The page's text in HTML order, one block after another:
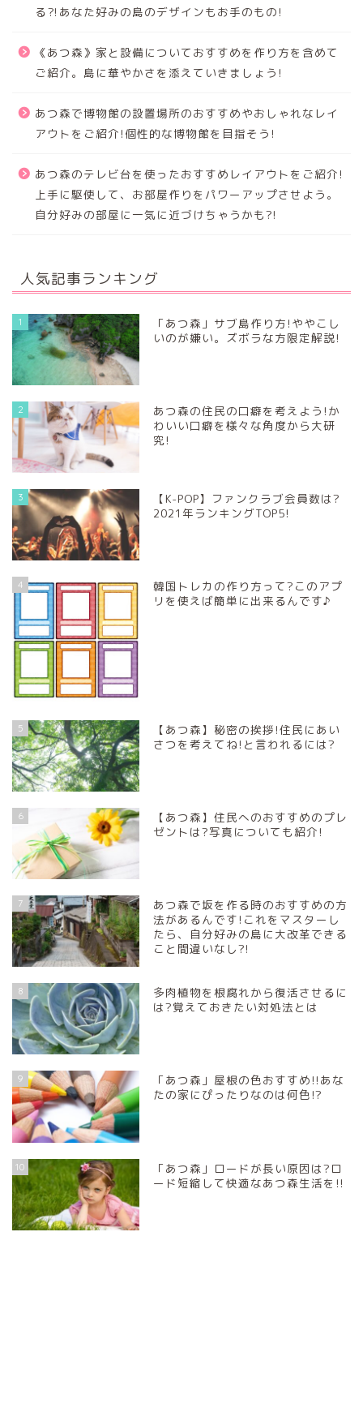
る⁈あなた好みの島のデザインもお手のもの!
《あつ森》家と設備についておすすめを作り方を含めて
ご紹介。島に華やかさを添えていきましょう!
あつ森で博物館の設置場所のおすすめやおしゃれなレイ
アウトをご紹介!個性的な博物館を目指そう!
あつ森のテレビ台を使ったおすすめレイアウトをご紹介!
上手に駆使して、お部屋作りをパワーアップさせよう。
自分好みの部屋に一気に近づけちゃうかも?!
人気記事ランキング
1
「あつ森」サブ島作り方!ややこし
いのが嫌い。ズボラな方限定解説!
2
あつ森の住民の口癖を考えよう!か
わいい口癖を様々な角度から大研
究!
3
【K-POP】ファンクラブ会員数は?
2021年ランキングTOP5!
4
韓国トレカの作り方って?このアプ
リを使えば簡単に出来るんです♪
5
【あつ森】秘密の挨拶!住民にあい
さつを考えてね!と言われるには?
6
【あつ森】住民へのおすすめのプレ
ゼントは?写真についても紹介!
7
あつ森で坂を作る時のおすすめの方
法があるんです!これをマスターし
たら、自分好みの島に大改革できる
こと間違いなし?!
8
多肉植物を根腐れから復活させるに
は?覚えておきたい対処法とは
9
「あつ森」屋根の色おすすめ!!あな
たの家にぴったりなのは何色!?
10
「あつ森」ロードが長い原因は?ロ
ード短縮して快適なあつ森生活を!!